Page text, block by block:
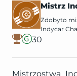
30
Mistrz
Zdobyto
Indycar
Mistrzostwa